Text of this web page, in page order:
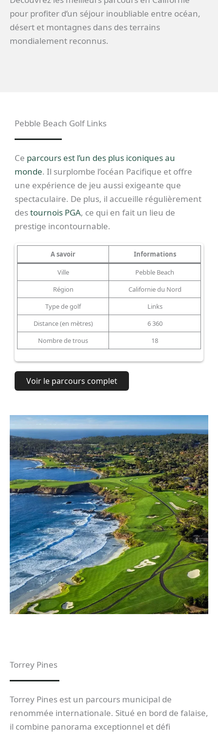
pour profiter d’un séjour inoubliable entre océan,
désert et montagnes dans des terrains
mondialement reconnus.
Pebble Beach Golf Links
Ce parcours est l’un des plus iconiques au
monde. Il surplombe l’océan Pacifique et offre
une expérience de jeu aussi exigeante que
spectaculaire. De plus, il accueille régulièrement
destournois PGA, ce qui en fait un lieu de
prestige incontournable.
A savoir Informations
Ville
Pebble Beach
Région
Californie du Nord
Type de golf
Links
Distance (en mètres)
6 360
Nombre de trous
18
Voir le parcours complet
Torrey Pines
Torrey Pines est un parcours municipal de
renommée internationale. Situé en bord de falaise,
il combine panorama exceptionnel et défi